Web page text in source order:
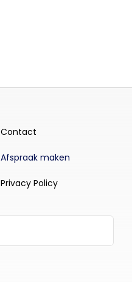
Contact
Afspraak maken
Privacy Policy